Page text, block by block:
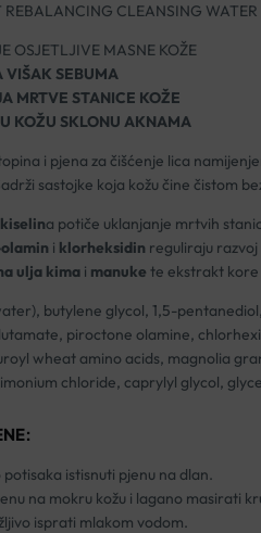
REBALANCING CLEANSING
OSJETLJIVE MASNE KOŽE
VIŠAK SEBUMA
MRTVE STANICE KOŽE
KOŽU SKLONU AKNAMA
i pjena za čišćenje lica
sastojke koja kožu čine čistom
a potiče uklanjanje mrtvih
i klorheksidin reguliraju
ulja kima i manuke te ekstrakt kore
butylene glycol, 1,5-
piroctone olamine,
wheat amino acids, magnolia
chloride, caprylyl glycol,
potisaka istisnuti pjenu na dlan.
na mokru kožu i lagano masirati
isprati mlakom vodom.